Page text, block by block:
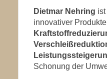
Dietmar Nehring
innovativer
Schonung der